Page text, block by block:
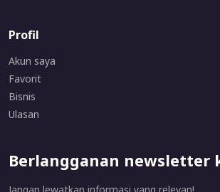
Profil
Akun saya
Favorit
Bisnis
Ulasan
Berlangganan newsletter